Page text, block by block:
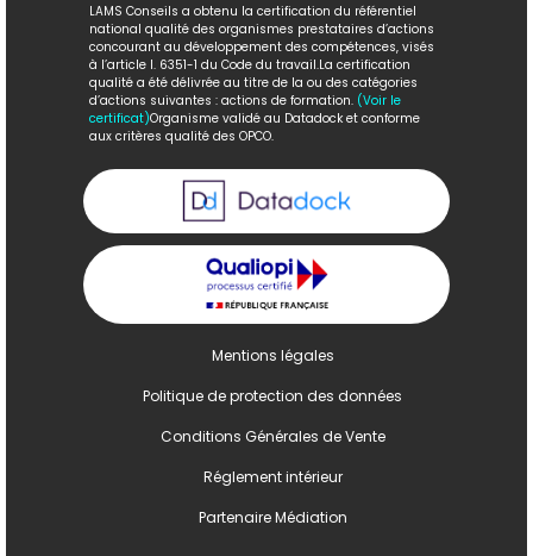
LAMS Conseils a obtenu la certification du référentiel
national qualité des organismes prestataires d’actions
concourant au développement des compétences, visés
à l’article l. 6351-1 du Code du travail.La certification
qualité a été délivrée au titre de la ou des catégories
d’actions suivantes : actions de formation. (Voir le
certificat)Organisme validé au Datadock et conforme
aux critères qualité des OPCO.
Mentions légales
Politique de protection des données
Conditions Générales de Vente
Réglement intérieur
Partenaire Médiation